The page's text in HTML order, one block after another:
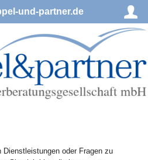
und-partner.de
oder Fragen zu